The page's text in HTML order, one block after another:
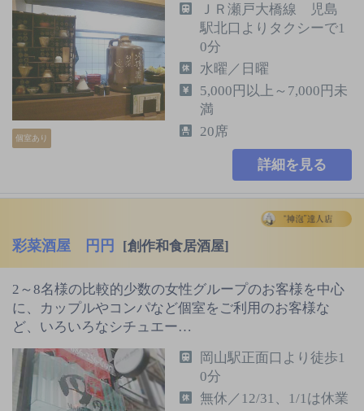
個室あり
ＪＲ瀬戸大橋線 児島
駅北口よりタクシーで1
0分
水曜／日曜
5,000円以上～7,000円未
満
20席
詳細を見る
彩菜酒屋 円円 [創作和食居酒屋]
2～8名様の比較的少数の女性グループのお客様を中心
に、カップルやコンパなど個室をご利用のお客様な
ど、いろいろなシチュエー…
岡山駅正面口より徒歩1
0分
無休／12/31、1/1は休業